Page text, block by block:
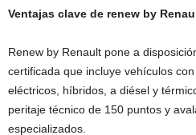
Ventajas clave de renew by
Renew by Renault pone a
certificada que incluye vehículos
eléctricos, híbridos, a diésel y
peritaje técnico de 150 puntos y
especializados.